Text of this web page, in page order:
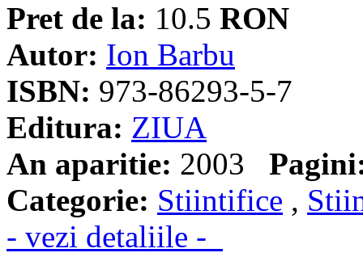
Pret de la: 10.5 RON
Autor: Ion Barbu
ISBN: 973-86293-5-7
Editura: ZIUA
An aparitie: 2003
Categorie: Stiintifice ,
- vezi detaliile -